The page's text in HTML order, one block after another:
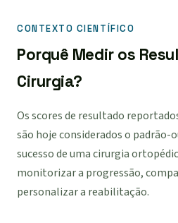
CONTEXTO CIENTÍFICO
Porquê Medir os
Cirurgia?
Os scores de resultado
são hoje considerados o padrão-
sucesso de uma cirurgia
monitorizar a progressão,
personalizar a reabilitação.